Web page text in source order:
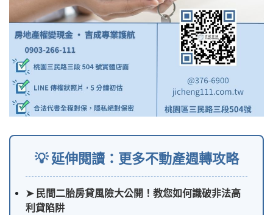
💡 延伸閱讀：更多不動產週轉攻略
➤ 民間二胎房貸風險大公開！教您如何識破非法高
利貸陷阱